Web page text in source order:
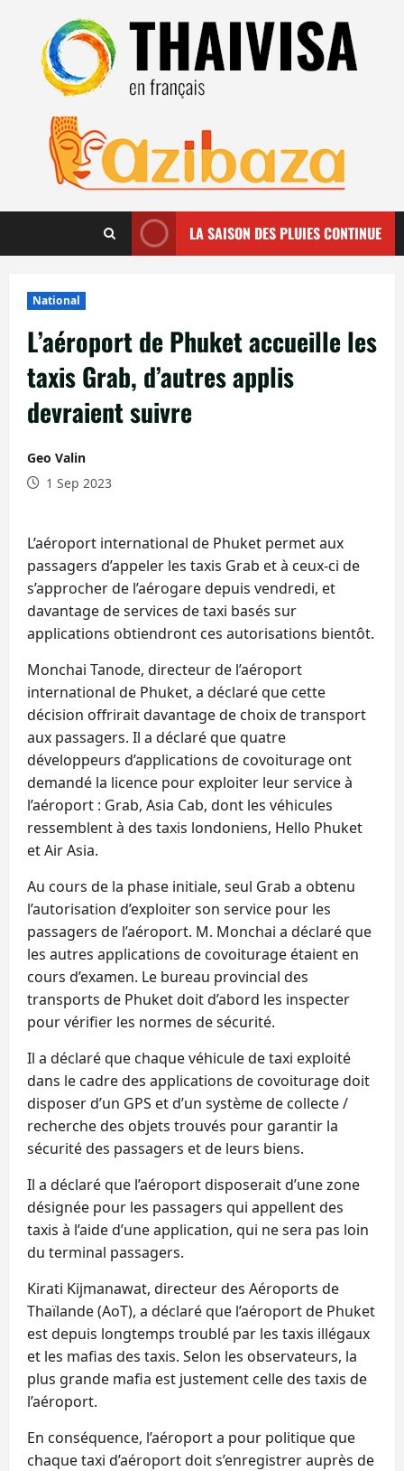
contenu
LA SAISON DES PLUIES CONTINUE
National
L’aéroport de Phuket accueille les
taxis Grab, d’autres applis
devraient suivre
Geo Valin
1 Sep 2023
L’aéroport international de Phuket permet aux
passagers d’appeler les taxis Grab et à ceux-ci de
s’approcher de l’aérogare depuis vendredi, et
davantage de services de taxi basés sur
applications obtiendront ces autorisations bientôt.
Monchai Tanode, directeur de l’aéroport
international de Phuket, a déclaré que cette
décision offrirait davantage de choix de transport
aux passagers. Il a déclaré que quatre
développeurs d’applications de covoiturage ont
demandé la licence pour exploiter leur service à
l’aéroport : Grab, Asia Cab, dont les véhicules
ressemblent à des taxis londoniens, Hello Phuket
et Air Asia.
Au cours de la phase initiale, seul Grab a obtenu
l’autorisation d’exploiter son service pour les
passagers de l’aéroport. M. Monchai a déclaré que
les autres applications de covoiturage étaient en
cours d’examen. Le bureau provincial des
transports de Phuket doit d’abord les inspecter
pour vérifier les normes de sécurité.
Il a déclaré que chaque véhicule de taxi exploité
dans le cadre des applications de covoiturage doit
disposer d’un GPS et d’un système de collecte /
recherche des objets trouvés pour garantir la
sécurité des passagers et de leurs biens.
Il a déclaré que l’aéroport disposerait d’une zone
désignée pour les passagers qui appellent des
taxis à l’aide d’une application, qui ne sera pas loin
du terminal passagers.
Kirati Kijmanawat, directeur des Aéroports de
Thaïlande (AoT), a déclaré que l’aéroport de Phuket
est depuis longtemps troublé par les taxis illégaux
et les mafias des taxis. Selon les observateurs, la
plus grande mafia est justement celle des taxis de
l’aéroport.
En conséquence, l’aéroport a pour politique que
chaque taxi d’aéroport doit s’enregistrer auprès de